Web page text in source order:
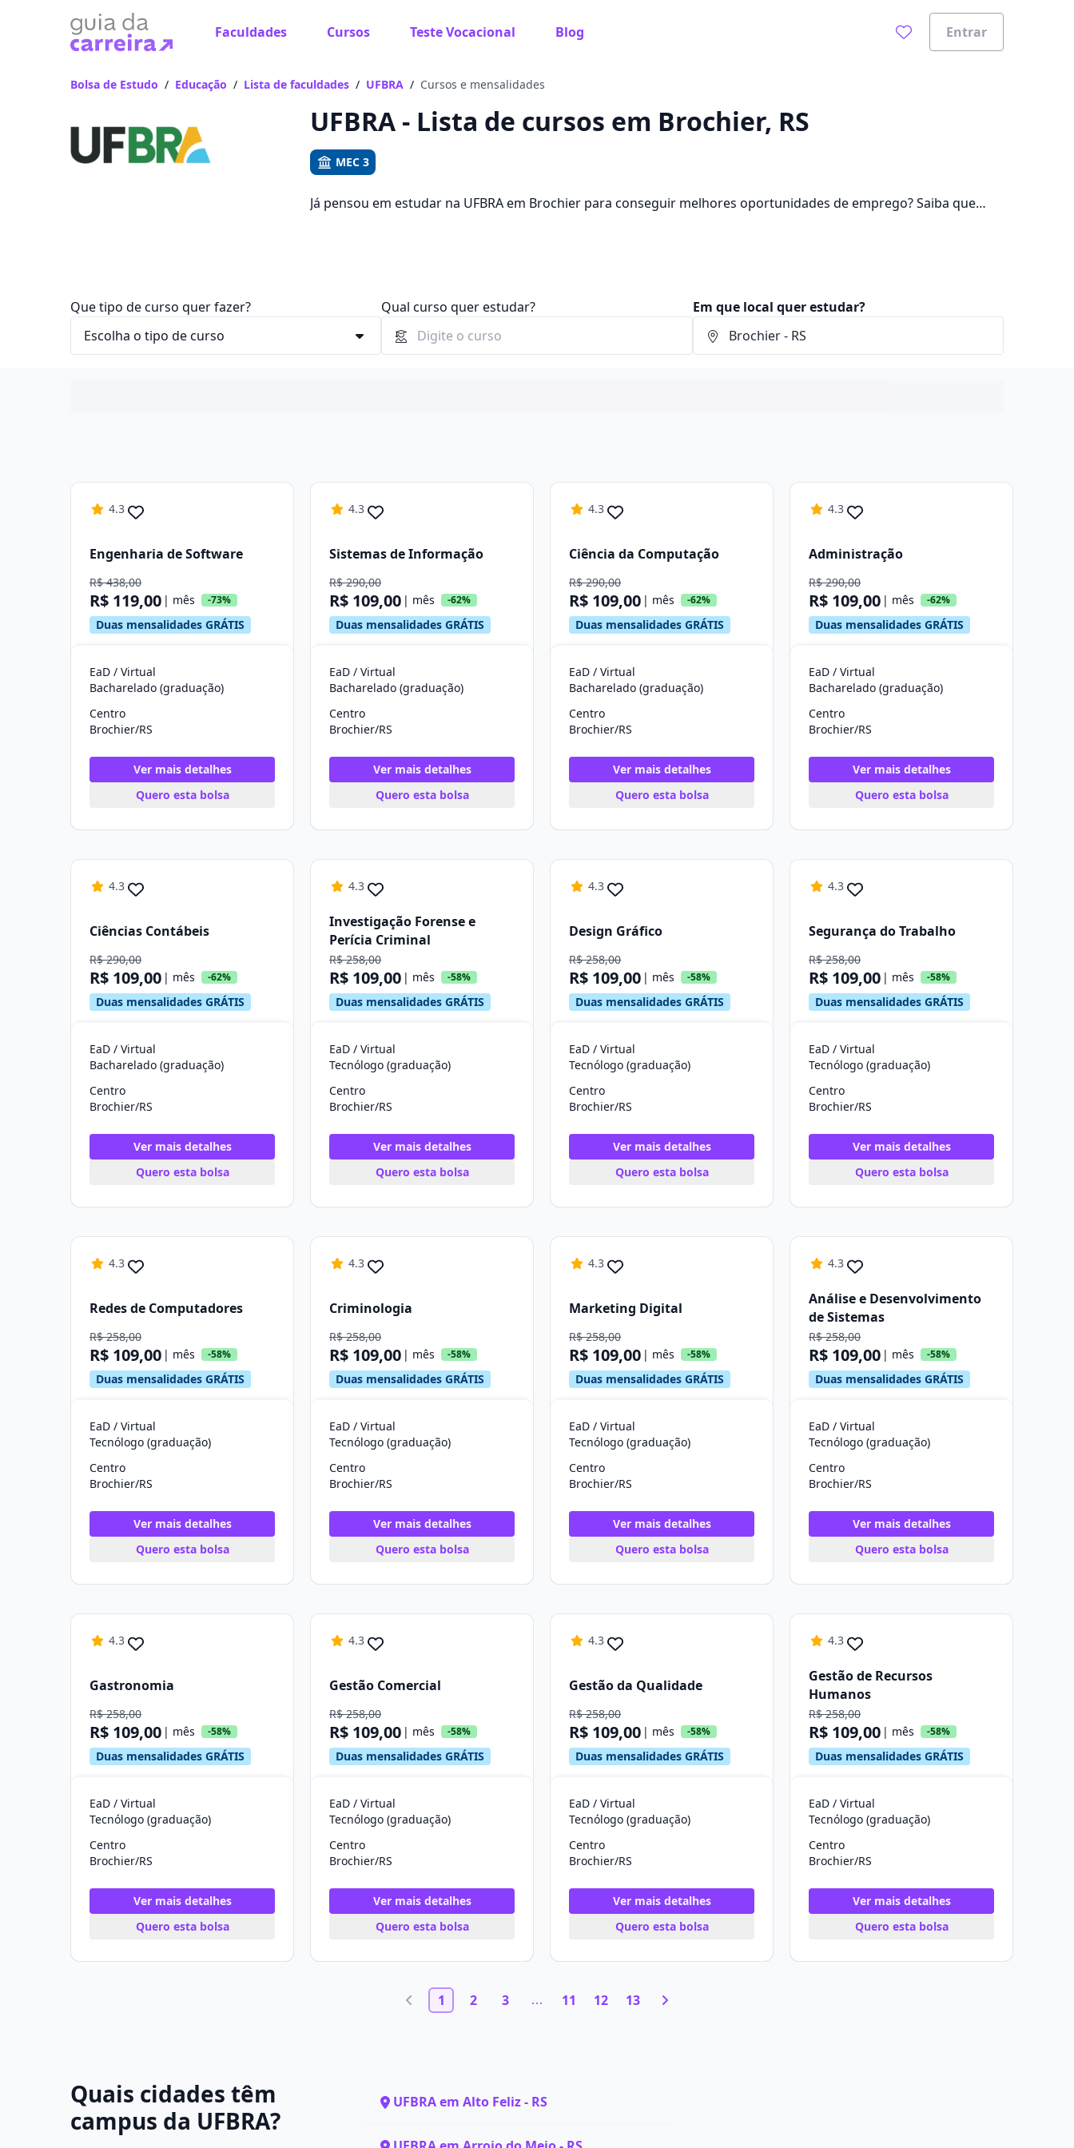
Faculdades Cursos Teste Vocacional Blog Entrar
Vamos te guiar no caminho ideal para seus estudos
Bolsa de Estudo / Educação / Lista de faculdades / UFBRA / Cursos e mensalidades
UFBRA - Lista de cursos em Brochier, RS
MEC 3
Já pensou em estudar na UFBRA em Brochier para conseguir melhores oportunidades de emprego? Saiba que
Que tipo de curso quer fazer? Qual curso quer estudar? Em que local quer estudar?
4.3
Engenharia de Software
R$ 438,00
R$ 119,00 | mês -73%
Duas mensalidades GRÁTIS
EaD / Virtual
Bacharelado (graduação)
Centro
Brochier/RS
Ver mais detalhes
Quero esta bolsa
4.3
Sistemas de Informação
R$ 290,00
R$ 109,00 | mês -62%
Duas mensalidades GRÁTIS
EaD / Virtual
Bacharelado (graduação)
Centro
Brochier/RS
Ver mais detalhes
Quero esta bolsa
4.3
Ciência da Computação
R$ 290,00
R$ 109,00 | mês -62%
Duas mensalidades GRÁTIS
EaD / Virtual
Bacharelado (graduação)
Centro
Brochier/RS
Ver mais detalhes
Quero esta bolsa
4.3
Administração
R$ 290,00
R$ 109,00 | mês -62%
Duas mensalidades GRÁTIS
EaD / Virtual
Bacharelado (graduação)
Centro
Brochier/RS
Ver mais detalhes
Quero esta bolsa
4.3
Ciências Contábeis
R$ 290,00
R$ 109,00 | mês -62%
Duas mensalidades GRÁTIS
EaD / Virtual
Bacharelado (graduação)
Centro
Brochier/RS
Ver mais detalhes
Quero esta bolsa
4.3
Investigação Forense e
Perícia Criminal
R$ 258,00
R$ 109,00 | mês -58%
Duas mensalidades GRÁTIS
EaD / Virtual
Tecnólogo (graduação)
Centro
Brochier/RS
Ver mais detalhes
Quero esta bolsa
4.3
Design Gráfico
R$ 258,00
R$ 109,00 | mês -58%
Duas mensalidades GRÁTIS
EaD / Virtual
Tecnólogo (graduação)
Centro
Brochier/RS
Ver mais detalhes
Quero esta bolsa
4.3
Segurança do Trabalho
R$ 258,00
R$ 109,00 | mês -58%
Duas mensalidades GRÁTIS
EaD / Virtual
Tecnólogo (graduação)
Centro
Brochier/RS
Ver mais detalhes
Quero esta bolsa
4.3
Redes de Computadores
R$ 258,00
R$ 109,00 | mês -58%
Duas mensalidades GRÁTIS
EaD / Virtual
Tecnólogo (graduação)
Centro
Brochier/RS
Ver mais detalhes
Quero esta bolsa
4.3
Criminologia
R$ 258,00
R$ 109,00 | mês -58%
Duas mensalidades GRÁTIS
EaD / Virtual
Tecnólogo (graduação)
Centro
Brochier/RS
Ver mais detalhes
Quero esta bolsa
4.3
Marketing Digital
R$ 258,00
R$ 109,00 | mês -58%
Duas mensalidades GRÁTIS
EaD / Virtual
Tecnólogo (graduação)
Centro
Brochier/RS
Ver mais detalhes
Quero esta bolsa
4.3
Análise e Desenvolvimento
de Sistemas
R$ 258,00
R$ 109,00 | mês -58%
Duas mensalidades GRÁTIS
EaD / Virtual
Tecnólogo (graduação)
Centro
Brochier/RS
Ver mais detalhes
Quero esta bolsa
4.3
Gastronomia
R$ 258,00
R$ 109,00 | mês -58%
Duas mensalidades GRÁTIS
EaD / Virtual
Tecnólogo (graduação)
Centro
Brochier/RS
Ver mais detalhes
Quero esta bolsa
4.3
Gestão Comercial
R$ 258,00
R$ 109,00 | mês -58%
Duas mensalidades GRÁTIS
EaD / Virtual
Tecnólogo (graduação)
Centro
Brochier/RS
Ver mais detalhes
Quero esta bolsa
4.3
Gestão da Qualidade
R$ 258,00
R$ 109,00 | mês -58%
Duas mensalidades GRÁTIS
EaD / Virtual
Tecnólogo (graduação)
Centro
Brochier/RS
Ver mais detalhes
Quero esta bolsa
4.3
Gestão de Recursos
Humanos
R$ 258,00
R$ 109,00 | mês -58%
Duas mensalidades GRÁTIS
EaD / Virtual
Tecnólogo (graduação)
Centro
Brochier/RS
Ver mais detalhes
Quero esta bolsa
1 2 3 11 12 13
Quais cidades têm
campus da UFBRA?
UFBRA em Alto Feliz - RS